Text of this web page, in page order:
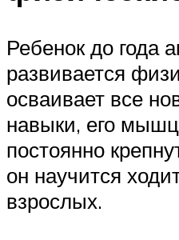
Ребенок до года
развивается
осваивает все
навыки, его
постоянно
он научится
взрослых.